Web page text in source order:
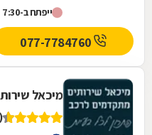
ייפתח ב-7:30
מיכאל